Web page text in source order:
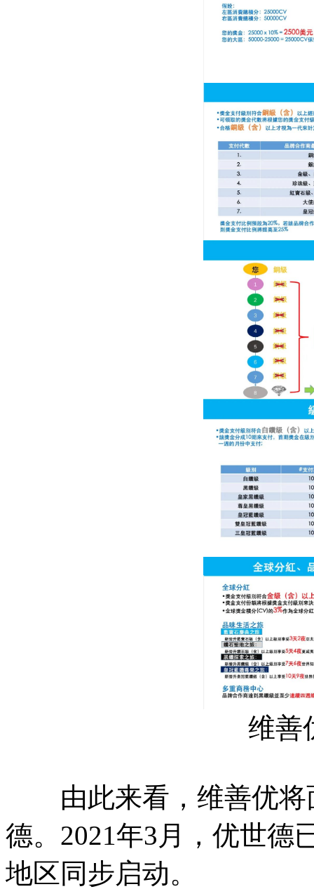
维善
由此来看，维善优将
德。2021年3月，优世德
地区同步启动。